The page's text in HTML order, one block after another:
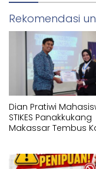
Rekomendasi
Dian Pratiwi
STIKES Panakkukang
Makassar Tembus